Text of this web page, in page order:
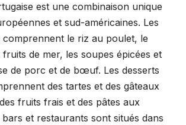
est une combinaison unique
et sud-américaines. Les
comprennent le riz au poulet, le
de mer, les soupes épicées et
de porc et de bœuf. Les desserts
des tartes et des gâteaux
fruits frais et des pâtes aux
bars et restaurants sont situés dans